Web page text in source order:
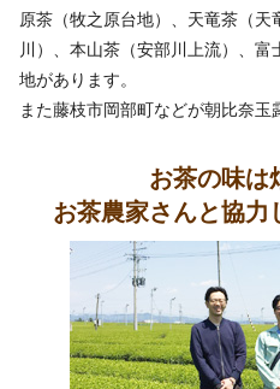
原茶（牧之原台地）、天竜茶（
川）、本山茶（安部川上流）、
地があります。
また藤枝市岡部町などが朝比奈玉
お茶の味は
お茶農家さんと協力